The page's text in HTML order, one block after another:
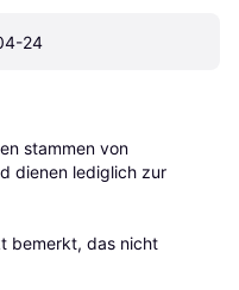
24
stammen von
dienen lediglich zur
bemerkt, das nicht